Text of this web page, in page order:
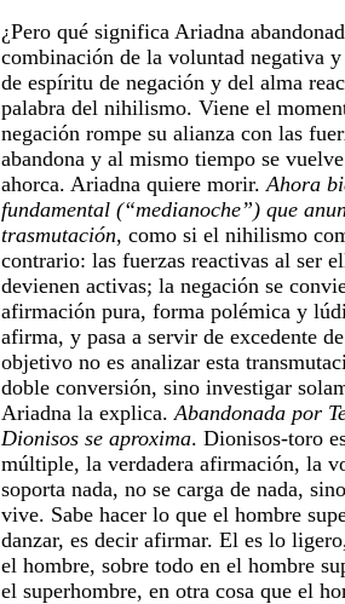
¿Pero qué significa Ariadna
combinación de la voluntad negativa
de espíritu de negación y del alma
palabra del nihilismo. Viene el
negación rompe su alianza con las
abandona y al mismo tiempo se
ahorca. Ariadna quiere morir.Ahora
fundamental (“medianoche”) que
trasmutación, como si el nihilismo
contrario: las fuerzas reactivas al ser
devienen activas; la negación se
afirmación pura, forma polémica y
afirma, y pasa a servir de excedente
objetivo no es analizar esta
doble conversión, sino investigar
Ariadna la explica.Abandonada por
Dionisos se aproxima. Dionisos-toro
múltiple, la verdadera afirmación, la
soporta nada, no se carga de nada,
vive. Sabe hacer lo que el hombre
danzar, es decir afirmar. El es lo
el hombre, sobre todo en el hombre
el superhombre, en otra cosa que el